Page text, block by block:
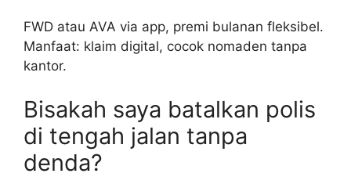
FWD atau AVA via app, premi bulanan fleksibel.
Manfaat: klaim digital, cocok nomaden tanpa
kantor.
Bisakah saya batalkan polis
di tengah jalan tanpa
denda?